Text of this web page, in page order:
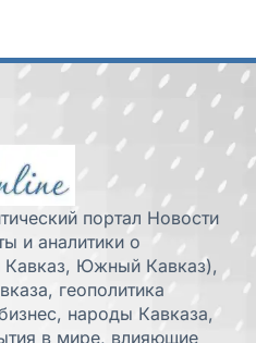
портал Новости
и аналитики о
Кавказ, Южный Кавказ),
геополитика
народы Кавказа,
в мире, влияющие